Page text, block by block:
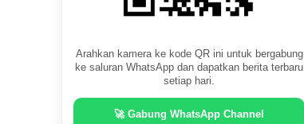
Arahkan kamera ke kode QR ini untuk bergabung
ke saluran WhatsApp dan dapatkan berita terbaru
setiap hari.
🚀 Gabung WhatsApp Channel